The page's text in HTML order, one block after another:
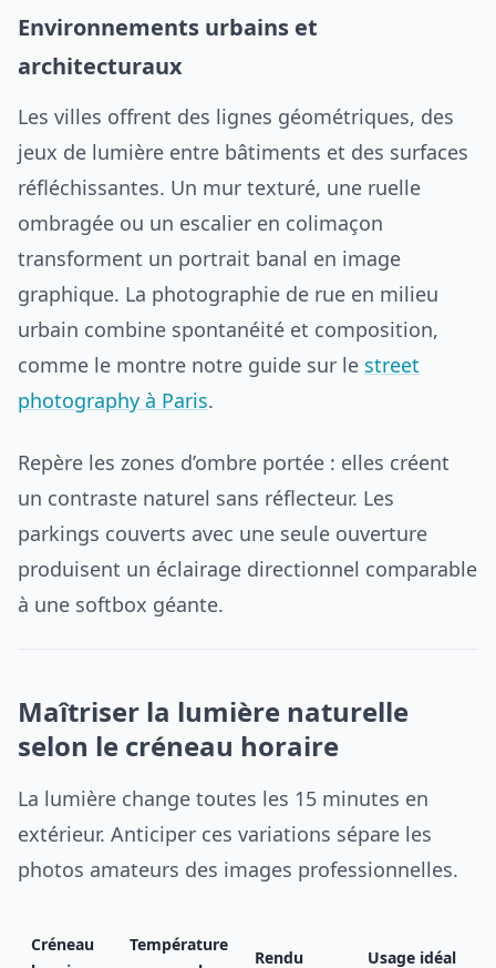
Environnements urbains et
architecturaux
Les villes offrent des lignes géométriques, des
jeux de lumière entre bâtiments et des surfaces
réfléchissantes. Un mur texturé, une ruelle
ombragée ou un escalier en colimaçon
transforment un portrait banal en image
graphique. La photographie de rue en milieu
urbain combine spontanéité et composition,
comme le montre notre guide sur le street
photography à Paris.
Repère les zones d’ombre portée : elles créent
un contraste naturel sans réflecteur. Les
parkings couverts avec une seule ouverture
produisent un éclairage directionnel comparable
à une softbox géante.
Maîtriser la lumière naturelle
selon le créneau horaire
La lumière change toutes les 15 minutes en
extérieur. Anticiper ces variations sépare les
photos amateurs des images professionnelles.
Créneau
Température
Rendu Usage idéal